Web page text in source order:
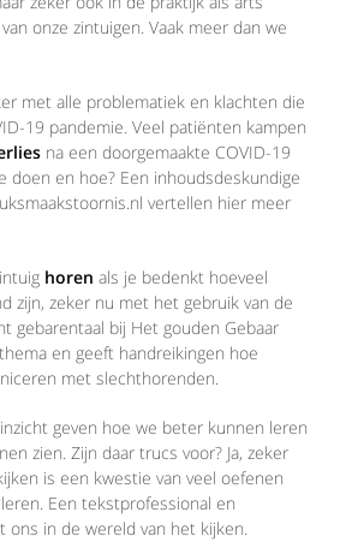
onze zintuigen. Vaak meer dan we
met alle problematiek en klachten die
19 pandemie. Veel patiënten kampen
na een doorgemaakte COVID-19
doen en hoe? Een inhoudsdeskundige
vertellen hier meer
horen als je bedenkt hoeveel
zijn, zeker nu met het gebruik van de
gebarentaal bij Het gouden Gebaar
en geeft handreikingen hoe
met slechthorenden.
geven hoe we beter kunnen leren
zien. Zijn daar trucs voor? Ja, zeker
is een kwestie van veel oefenen
Een tekstprofessional en
ons in de wereld van het kijken.